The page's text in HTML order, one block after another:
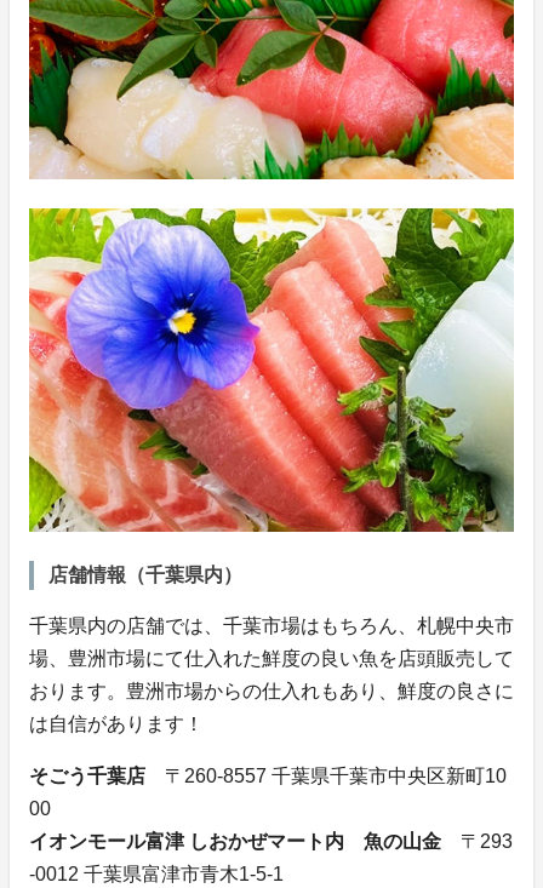
店舗情報（千葉県内）
千葉県内の店舗では、千葉市場はもちろん、札幌中央市
場、豊洲市場にて仕入れた鮮度の良い魚を店頭販売して
おります。豊洲市場からの仕入れもあり、鮮度の良さに
は自信があります！
そごう千葉店 〒260-8557 千葉県千葉市中央区新町10
00
イオンモール富津 しおかぜマート内 魚の山金 〒293
-0012 千葉県富津市青木1-5-1